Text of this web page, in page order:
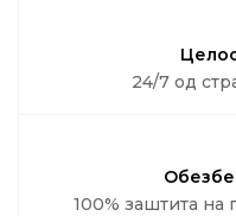
24/7 од
100% заштита на